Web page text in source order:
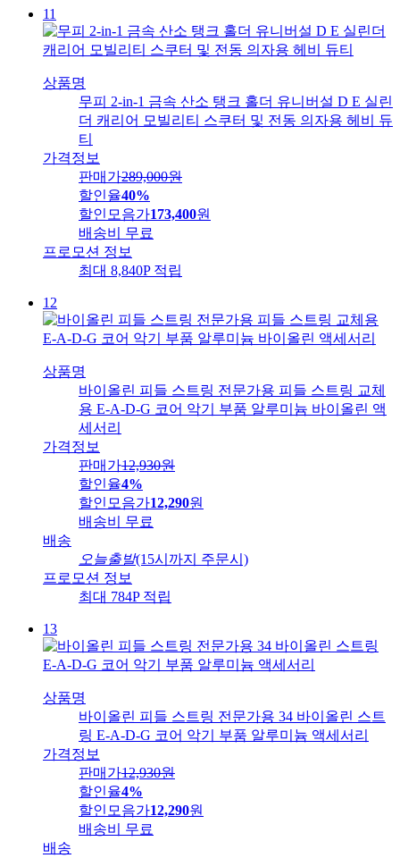
11
상품명
무피 2-in-1 금속 산소 탱크 홀더 유니버설 D E 실린
더 캐리어 모빌리티 스쿠터 및 전동 의자용 헤비 듀
티
가격정보
판매가289,000원
할인율40%
할인모음가173,400원
배송비
무료
프로모션 정보
최대 8,840P 적립
12
상품명
바이올린 피들 스트링 전문가용 피들 스트링 교체
용 E-A-D-G 코어 악기 부품 알루미늄 바이올린 액
세서리
가격정보
판매가12,930원
할인율4%
할인모음가12,290원
배송비
무료
배송
오늘출발(15시까지 주문시)
프로모션 정보
최대 784P 적립
13
상품명
바이올린 피들 스트링 전문가용 34 바이올린 스트
링 E-A-D-G 코어 악기 부품 알루미늄 액세서리
가격정보
판매가12,930원
할인율4%
할인모음가12,290원
배송비
무료
배송